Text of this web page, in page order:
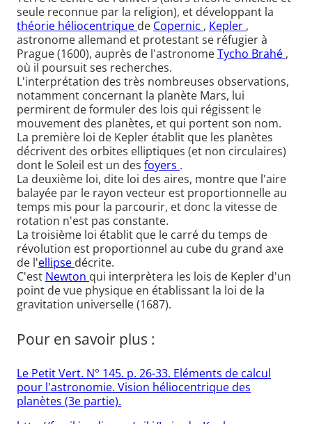
seule reconnue par la religion), et développant la
théorie héliocentrique de Copernic , Kepler ,
astronome allemand et protestant se réfugier à
Prague (1600), auprès de l'astronomeTycho Brahé ,
où il poursuit ses recherches.
L'interprétation des très nombreuses observations,
notamment concernant la planète Mars, lui
permirent de formuler des lois qui régissent le
mouvement des planètes, et qui portent son nom.
La première loi de Kepler établit que les planètes
décrivent des orbites elliptiques (et non circulaires)
dont le Soleil est un des foyers .
La deuxième loi, dite loi des aires, montre que l'aire
balayée par le rayon vecteur est proportionnelle au
temps mis pour la parcourir, et donc la vitesse de
rotation n'est pas constante.
La troisième loi établit que le carré du temps de
révolution est proportionnel au cube du grand axe
de l'ellipse décrite.
C'est Newton qui interprètera les lois de Kepler d'un
point de vue physique en établissant la loi de la
gravitation universelle (1687).
Pour en savoir plus :
Le Petit Vert. N° 145. p. 26-33. Eléments de calcul
pour l'astronomie. Vision héliocentrique des
planètes (3e partie).